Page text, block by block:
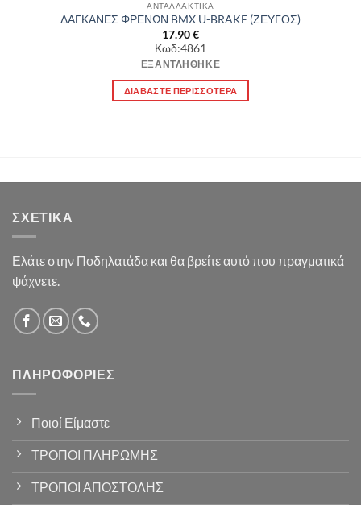
ΑΝΤΑΛΛΑΚΤΙΚΑ
ΔΑΓΚΑΝΕΣ ΦΡΕΝΩΝ BMX U-BRAKE (ΖΕΥΓΟΣ)
17.90€
Κωδ:4861
ΕΞΑΝΤΛΉΘΗΚΕ
ΔΙΑΒΆΣΤΕ ΠΕΡΙΣΣΌΤΕΡΑ
ΣΧΕΤΙΚΆ
Ελάτε στην Ποδηλατάδα και θα βρείτε αυτό που πραγματικά
ψάχνετε.
ΠΛΗΡΟΦΟΡΊΕΣ
Ποιοί Είμαστε
ΤΡΟΠΟΙ ΠΛΗΡΩΜΗΣ
ΤΡΟΠΟΙ ΑΠΟΣΤΟΛΗΣ